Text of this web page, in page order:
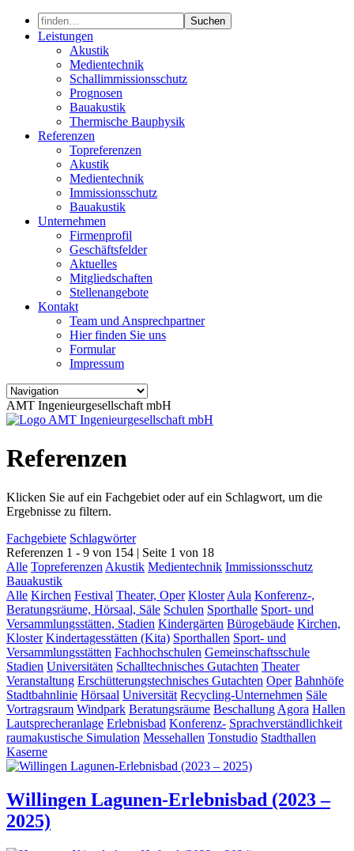
Skip
Leistungen
Akustik
Medientechnik
Schallimmissionsschutz
Prognosen
Bauakustik
Thermische Bauphysik
Referenzen
Topreferenzen
Akustik
Medientechnik
Immissionsschutz
Bauakustik
Unternehmen
Firmenprofil
Geschäftsfelder
Aktuelles
Mitgliedschaften
Stellenangebote
Kontakt
Team und Ansprechpartner
Hier finden Sie uns
Formular
Impressum
AMT Ingenieurgesellschaft mbH
Referenzen
Klicken Sie auf ein Fachgebiet oder auf ein Schlagwort, um die
Ergebnisse zu filtern.
Fachgebiete Schlagwörter
Referenzen 1 - 9 von 154 | Seite 1 von 18
Alle Topreferenzen Akustik Medientechnik Immissionsschutz
Bauakustik
Alle Kirchen Festival Theater, Oper Kloster Aula Konferenz-,
Beratungsräume, Hörsaal, Säle Schulen Sporthalle Sport- und
Versammlungsstätten, Stadien Kindergärten Bürogebäude Kirchen,
Kloster Kindertagesstätten (Kita) Sporthallen Sport- und
Versammlungsstätten Fachhochschulen Gemeinschaftsschule
Stadien Universitäten Schalltechnisches Gutachten Theater
Veranstaltung Erschütterungstechnisches Gutachten Oper Bahnhöfe
Stadtbahnlinie Hörsaal Universität Recycling-Unternehmen Säle
Vortragsraum Windpark Beratungsräume Beschallung Agora Hallen
Lautsprecheranlage Erlebnisbad Konferenz- Sprachverständlichkeit
raumakustische Simulation Messehallen Tonstudio Stadthallen
Kaserne
Willingen Lagunen-Erlebnisbad (2023 –
2025)